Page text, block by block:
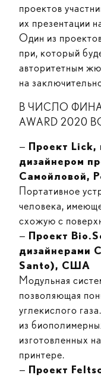
проектов
их презентации
Один из
при, который
авторитетным
на
В ЧИСЛО
AWARD 2020
— Проект Lick,
дизайнером
Самойловой,
Портативное
человека,
схожую с
— Проект
дизайнерами
Santo), США
Модульная
позволяющая
углекислого
из
изготовленных
принтере.
— Проект